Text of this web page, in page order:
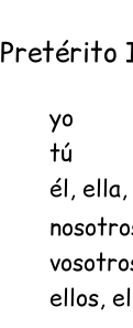
Pretérito
yo
tú
él,
ellos,